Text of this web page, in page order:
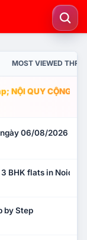
MOST VIEWED
NỘI QUY CỘNG
ngày 06/08/2026
BHK flats in Noida?
by Step